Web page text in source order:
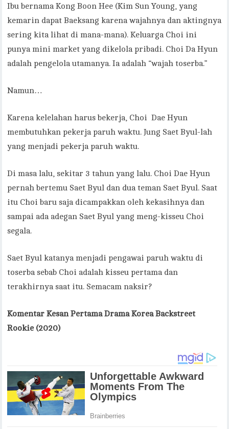
Ibu bernama Kong Boon Hee (Kim Sun Young, yang
kemarin dapat Baeksang karena wajahnya dan aktingnya
sering kita lihat di mana-mana). Keluarga Choi ini
punya mini market yang dikelola pribadi. Choi Da Hyun
adalah pengelola utamanya. Ia adalah “wajah toserba.”
Namun…
Karena kelelahan harus bekerja, Choi Dae Hyun
membutuhkan pekerja paruh waktu. Jung Saet Byul-lah
yang menjadi pekerja paruh waktu.
Di masa lalu, sekitar 3 tahun yang lalu. Choi Dae Hyun
pernah bertemu Saet Byul dan dua teman Saet Byul. Saat
itu Choi baru saja dicampakkan oleh kekasihnya dan
sampai ada adegan Saet Byul yang meng-kisseu Choi
segala.
Saet Byul katanya menjadi pengawai paruh waktu di
toserba sebab Choi adalah kisseu pertama dan
terakhirnya saat itu. Semacam naksir?
Komentar Kesan Pertama Drama Korea Backstreet
Rookie (2020)